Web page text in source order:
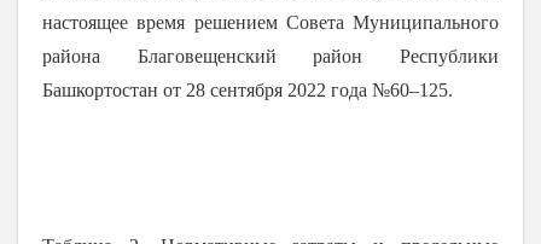
настоящее время решением Совета Муниципального
района Благовещенский район Республики
Башкортостан от 28 сентября 2022 года №60–125.